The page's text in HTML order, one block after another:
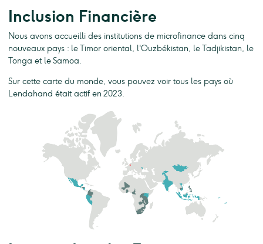
Inclusion Financière
Nous avons accueilli des institutions de microfinance dans cinq
nouveaux pays : le Timor oriental, l'Ouzbékistan, le Tadjikistan, le
Tonga et le Samoa.
Sur cette carte du monde, vous pouvez voir tous les pays où
Lendahand était actif en 2023.